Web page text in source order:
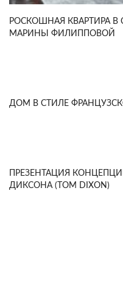
РОСКОШНАЯ КВАРТИРА В
МАРИНЫ ФИЛИППОВОЙ
ДОМ В СТИЛЕ
ПРЕЗЕНТАЦИЯ
ДИКСОНА (TOM DIXON)